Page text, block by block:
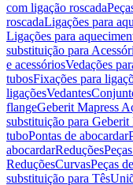
com ligação roscada
roscadaLigações para
Ligações para
substituição para
e acessóriosVedações
tubosFixações para
ligaçõesVedantes
flangeGeberit Mapress
substituição para
tuboPontas de abocardar
abocardarReduções
ReduçõesCurvasPeças
substituição para Tês